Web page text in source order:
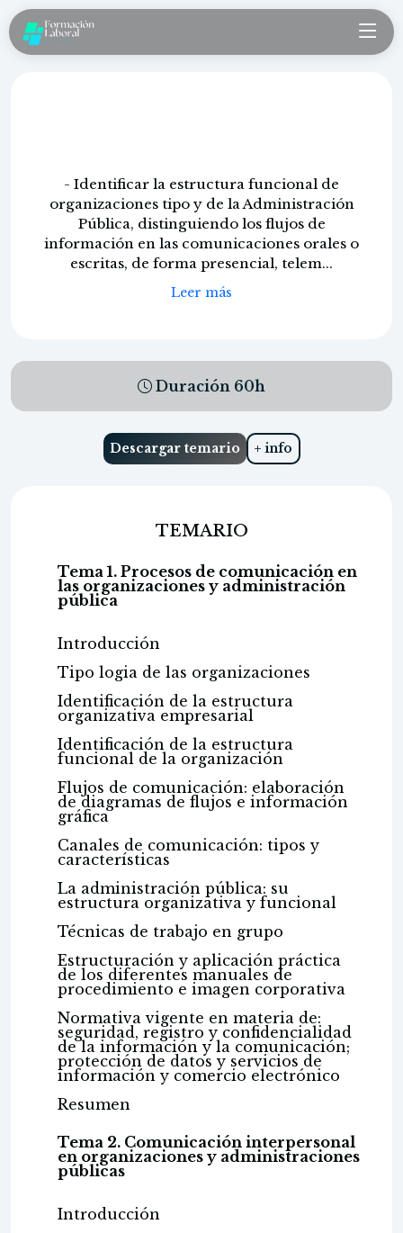
- Identificar la estructura funcional de
organizaciones tipo y de la Administración
Pública, distinguiendo los flujos de
información en las comunicaciones orales o
escritas, de forma presencial, telem...
Leer más
Duración 60h
Descargar temario + info
TEMARIO
Tema 1. Procesos de comunicación en
las organizaciones y administración
pública
Introducción
Tipo logia de las organizaciones
Identificación de la estructura
organizativa empresarial
Identificación de la estructura
funcional de la organización
Flujos de comunicación: elaboración
de diagramas de flujos e información
gráfica
Canales de comunicación: tipos y
características
La administración pública: su
estructura organizativa y funcional
Técnicas de trabajo en grupo
Estructuración y aplicación práctica
de los diferentes manuales de
procedimiento e imagen corporativa
Normativa vigente en materia de:
seguridad, registro y confidencialidad
de la información y la comunicación;
protección de datos y servicios de
información y comercio electrónico
Resumen
Tema 2. Comunicación interpersonal
en organizaciones y administraciones
públicas
Introducción